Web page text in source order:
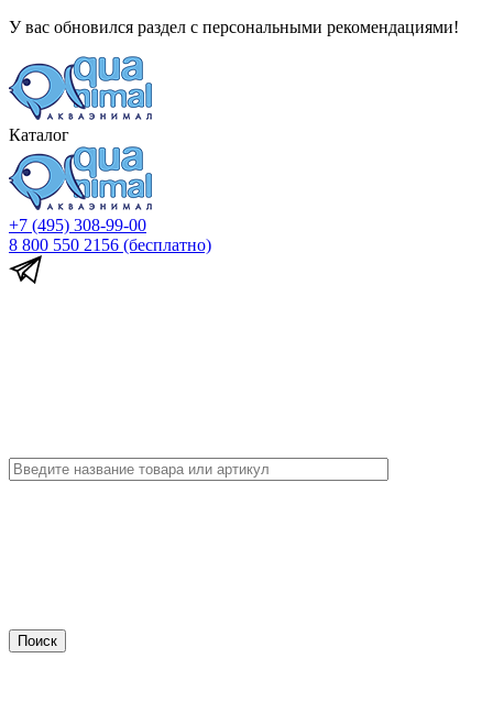
У вас обновился раздел с персональными рекомендациями!
Каталог
+7 (495) 308-99-00
8 800 550 2156 (бесплатно)